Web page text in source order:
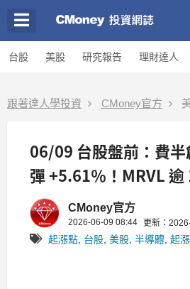
台股 美股 研究報告 理財達人
跟著達人學投資 CMoney官方
06/09 台股盤前：費
彈 +5.61％！MRVL 逾
特爾強彈 +11.11％，
憶體估值修復在望
CMoney官方
2026-06-09 08:44 更新：
起漲點 台股 美股 半導體 起漲